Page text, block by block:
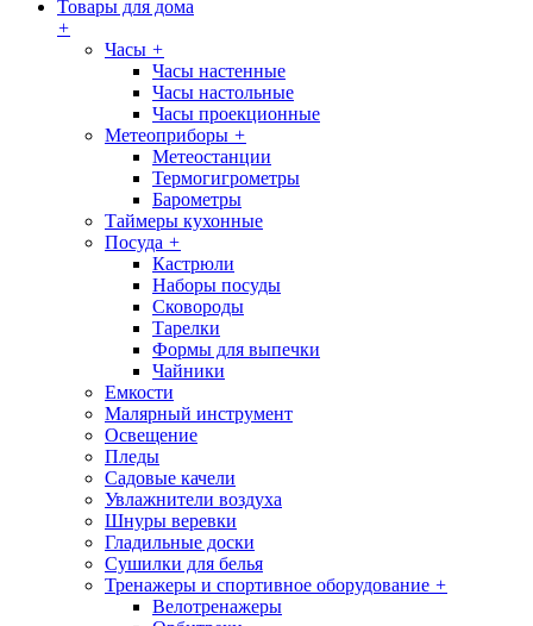
Товары для дома
+
Часы +
Часы настенные
Часы настольные
Часы проекционные
Метеоприборы +
Метеостанции
Термогигрометры
Барометры
Таймеры кухонные
Посуда +
Кастрюли
Наборы посуды
Сковороды
Тарелки
Формы для выпечки
Чайники
Емкости
Малярный инструмент
Освещение
Пледы
Садовые качели
Увлажнители воздуха
Шнуры веревки
Гладильные доски
Сушилки для белья
Тренажеры и спортивное оборудование +
Велотренажеры